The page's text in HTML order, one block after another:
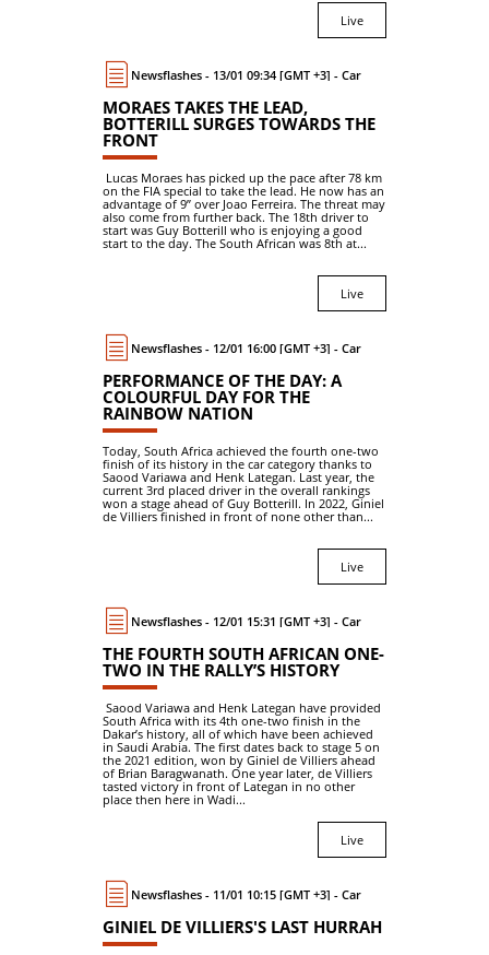
Live
Newsflashes - 13/01 09:34 [GMT +3] - Car
MORAES TAKES THE LEAD,
BOTTERILL SURGES TOWARDS THE
FRONT
Lucas Moraes has picked up the pace after 78 km
on the FIA special to take the lead. He now has an
advantage of 9’’ over Joao Ferreira. The threat may
also come from further back. The 18th driver to
start was Guy Botterill who is enjoying a good
start to the day. The South African was 8th at...
Live
Newsflashes - 12/01 16:00 [GMT +3] - Car
PERFORMANCE OF THE DAY: A
COLOURFUL DAY FOR THE
RAINBOW NATION
Today, South Africa achieved the fourth one-two
finish of its history in the car category thanks to
Saood Variawa and Henk Lategan. Last year, the
current 3rd placed driver in the overall rankings
won a stage ahead of Guy Botterill. In 2022, Giniel
de Villiers finished in front of none other than...
Live
Newsflashes - 12/01 15:31 [GMT +3] - Car
THE FOURTH SOUTH AFRICAN ONE-
TWO IN THE RALLY’S HISTORY
Saood Variawa and Henk Lategan have provided
South Africa with its 4th one-two finish in the
Dakar’s history, all of which have been achieved
in Saudi Arabia. The first dates back to stage 5 on
the 2021 edition, won by Giniel de Villiers ahead
of Brian Baragwanath. One year later, de Villiers
tasted victory in front of Lategan in no other
place then here in Wadi...
Live
Newsflashes - 11/01 10:15 [GMT +3] - Car
GINIEL DE VILLIERS'S LAST HURRAH